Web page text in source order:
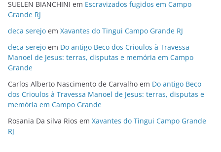
SUELEN BIANCHINI em Escravizados fugidos em Campo
Grande RJ
deca serejo em Xavantes do Tingui Campo Grande RJ
deca serejo em Do antigo Beco dos Crioulos à Travessa
Manoel de Jesus: terras, disputas e memória em Campo
Grande
Carlos Alberto Nascimento de Carvalho em Do antigo Beco
dos Crioulos à Travessa Manoel de Jesus: terras, disputas e
memória em Campo Grande
Rosania Da silva Rios em Xavantes do Tingui Campo Grande
RJ